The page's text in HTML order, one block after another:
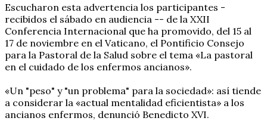
Escucharon esta advertencia los participantes -
recibidos el sábado en audiencia -- de la XXII
Conferencia Internacional que ha promovido, del 15 al
17 de noviembre en el Vaticano, el Pontificio Consejo
para la Pastoral de la Salud sobre el tema «La pastoral
en el cuidado de los enfermos ancianos».
«Un "peso" y "un problema" para la sociedad»: así tiende
a considerar la «actual mentalidad eficientista» a los
ancianos enfermos, denunció Benedicto XVI.